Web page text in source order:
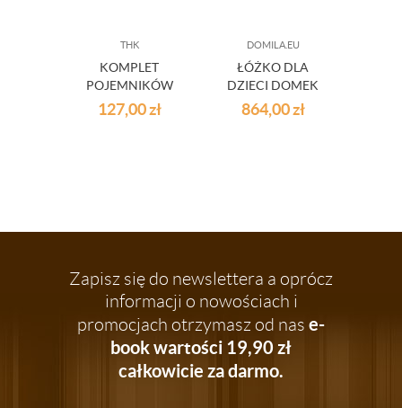
THK
KOMPLET
POJEMNIKÓW
DO
PRZECHOWYWANIA
127,00zł
DOMILA.EU
ŁÓŻKO DLA
DZIECI DOMEK
864,00zł
Zapisz się do newslettera a oprócz
informacji o nowościach i
promocjach otrzymasz od nas e-
book wartości 19,90 zł
całkowicie za darmo.